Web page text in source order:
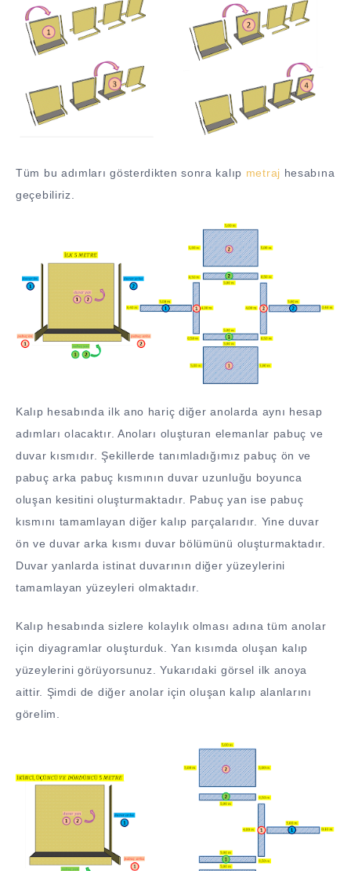
Tüm bu adımları gösterdikten sonra kalıp metraj hesabına
geçebiliriz.
Kalıp hesabında ilk ano hariç diğer anolarda aynı hesap
adımları olacaktır. Anoları oluşturan elemanlar pabuç ve
duvar kısmıdır. Şekillerde tanımladığımız pabuç ön ve
pabuç arka pabuç kısmının duvar uzunluğu boyunca
oluşan kesitini oluşturmaktadır. Pabuç yan ise pabuç
kısmını tamamlayan diğer kalıp parçalarıdır. Yine duvar
ön ve duvar arka kısmı duvar bölümünü oluşturmaktadır.
Duvar yanlarda istinat duvarının diğer yüzeylerini
tamamlayan yüzeyleri olmaktadır.
Kalıp hesabında sizlere kolaylık olması adına tüm anolar
için diyagramlar oluşturduk. Yan kısımda oluşan kalıp
yüzeylerini görüyorsunuz. Yukarıdaki görsel ilk anoya
aittir. Şimdi de diğer anolar için oluşan kalıp alanlarını
görelim.